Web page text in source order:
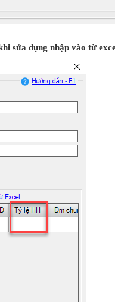
sửa dụng nhập vào từ